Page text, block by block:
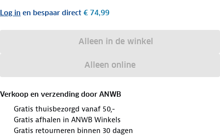
Log in en bespaar direct € 74,99
Alleen in de winkel
Alleen online
Verkoop en verzending door ANWB
Gratis thuisbezorgd vanaf 50,-
Gratis afhalen in ANWB Winkels
Gratis retourneren binnen 30 dagen